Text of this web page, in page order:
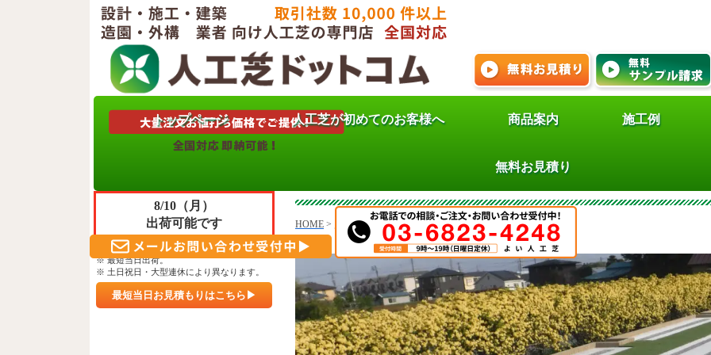
トップページ 人工芝が初めてのお客様へ 商品案内 施工例
無料お見積り
霊園の施工事例 埼玉県スズショ
HOME > 霊園の施工事例 埼玉県スズショウ建設様施工
8/10（月）
出荷可能です
※ 午前10時30分までのご入金確認。
※ 最短当日出荷。
※ 土日祝日・大型連休により異なります。
最短当日お見積もりはこちら▶